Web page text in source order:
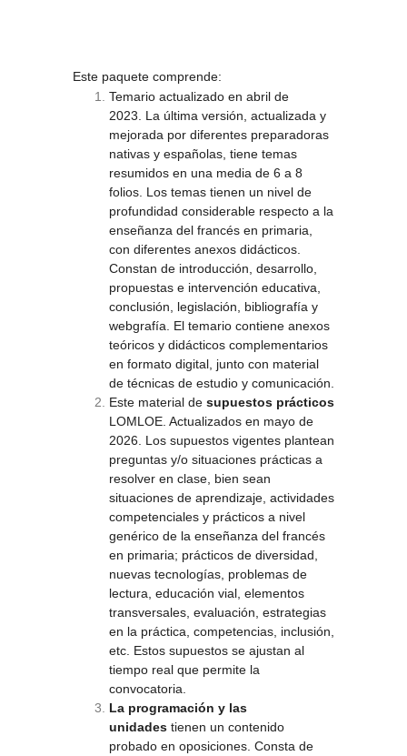
Este paquete comprende:
Temario actualizado en abril de
2023.
La última versión, actualizada y
mejorada por diferentes preparadoras
nativas y españolas, tiene temas
resumidos en una media de 6 a 8
folios. Los temas tienen un nivel de
profundidad considerable respecto a la
enseñanza del francés en primaria,
con diferentes anexos didácticos.
Constan de introducción, desarrollo,
propuestas e intervención educativa,
conclusión, legislación, bibliografía y
webgrafía. El temario contiene anexos
teóricos y didácticos complementarios
en formato digital, junto con material
de técnicas de estudio y comunicación.
Este material de supuestos prácticos
LOMLOE. Actualizados en mayo de
2026. Los supuestos vigentes plantean
preguntas y/o situaciones prácticas a
resolver en clase, bien sean
situaciones de aprendizaje, actividades
competenciales y prácticos a nivel
genérico de la enseñanza del francés
en primaria; prácticos de diversidad,
nuevas tecnologías, problemas de
lectura, educación vial, elementos
transversales, evaluación, estrategias
en la práctica, competencias, inclusión,
etc. Estos supuestos se ajustan al
tiempo real que permite la
convocatoria.
La programación y las
unidades tienen un contenido
probado en oposiciones. Consta de